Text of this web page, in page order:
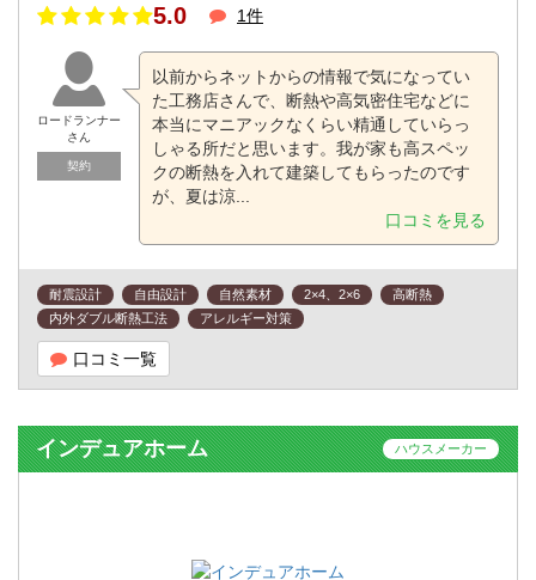
5.0 1件
ロードランナー
さん
契約
以前からネットからの情報で気になってい
た工務店さんで、断熱や高気密住宅などに
本当にマニアックなくらい精通していらっ
しゃる所だと思います。我が家も高スペッ
クの断熱を入れて建築してもらったのです
が、夏は涼...
口コミを見る
耐震設計 自由設計 自然素材 2×4、2×6
高断熱
内外ダブル断熱工法
アレルギー対策
口コミ一覧
インデュアホーム ハウスメーカー